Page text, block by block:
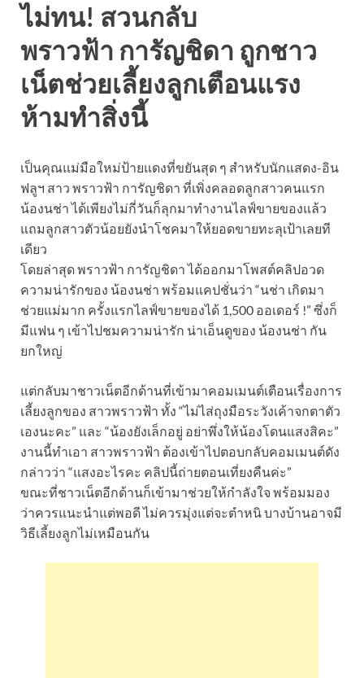
ไม่ทน! สวนกลับ
พราวฟ้า การัญชิดา ถูกชาว
เน็ตช่วยเลี้ยงลูกเตือนแรง
ห้ามทำสิ่งนี้
เป็นคุณแม่มือใหม่ป้ายแดงที่ขยันสุด ๆ สำหรับนักแสดง-อิน
ฟลูฯ สาว พราวฟ้า การัญชิดา ที่เพิ่งคลอดลูกสาวคนแรก
น้องนช่า ได้เพียงไม่กี่วันก็ลุกมาทำงานไลฟ์ขายของแล้ว
แถมลูกสาวตัวน้อยยังนำโชคมาให้ยอดขายทะลุเป้าเลยที
เดียว
โดยล่าสุด พราวฟ้า การัญชิดา ได้ออกมาโพสต์คลิปอวด
ความน่ารักของ น้องนช่า พร้อมแคปชั่นว่า “นช่า เกิดมา
ช่วยแม่มาก ครั้งแรกไลฟ์ขายของได้ 1,500 ออเดอร์ !” ซึ่งก็
มีแฟน ๆ เข้าไปชมความน่ารัก น่าเอ็นดูของ น้องนช่า กัน
ยกใหญ่
แต่กลับมาชาวเน็ตอีกด้านที่เข้ามาคอมเมนต์เตือนเรื่องการ
เลี้ยงลูกของ สาวพราวฟ้า ทั้ง “ไม่ไส่ถุงมือระวังเค้าจกตาตัว
เองนะคะ” และ “น้องยังเล็กอยู่ อย่าพึ่งให้น้องโดนแสงสิคะ”
งานนี้ทำเอา สาวพราวฟ้า ต้องเข้าไปตอบกลับคอมเมนต์ดัง
กล่าวว่า “แสงอะไรคะ คลิปนี้ถ่ายตอนเที่ยงคืนค่ะ”
ขณะที่ชาวเน็ตอีกด้านก็เข้ามาช่วยให้กำลังใจ พร้อมมอง
ว่าควรแนะนำแต่พอดี ไม่ควรมุ่งแต่จะตำหนิ บางบ้านอาจมี
วิธีเลี้ยงลูกไม่เหมือนกัน